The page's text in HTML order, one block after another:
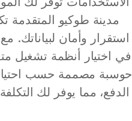
مدينة طوكيو المتقدمة
حوسبة مصممة حسب